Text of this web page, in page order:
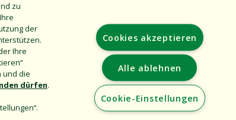
van onze Talentgemeenschap
zu
der
Ihre
und die
dürfen.
Cookies akzeptieren
Alle ablehnen
Cookie-Einstellungen